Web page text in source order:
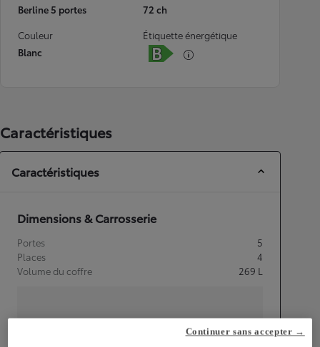
Berline 5 portes
72 ch
Couleur
Blanc
Étiquette énergétique
Caractéristiques
Caractéristiques
Dimensions & Carrosserie
Portes
5
Places
4
Volume du coffre
269 L
Continuer sans accepter →